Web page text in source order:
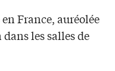
France, auréolée
les salles de